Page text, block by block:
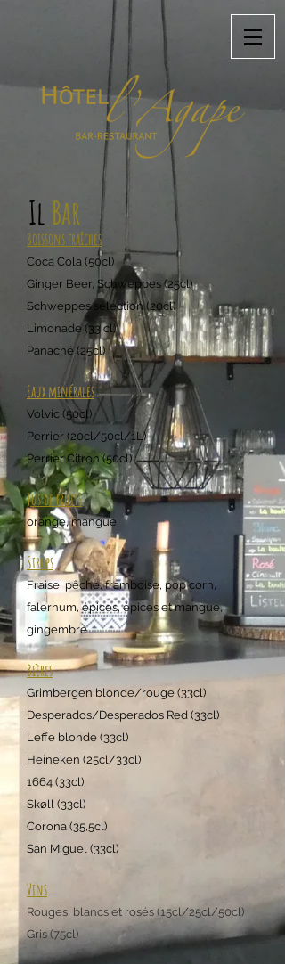
Il Bar
Boissons fraîches
Coca Cola (50cl)
Ginger Beer, Schweppes (25cl)
Schweppes sélection (20cl)
Limonade (33 cl)
Panaché (25cl)
Eaux minérales
Volvic (50cl)
Perrier (20cl/50cl/1L)
Perrier Citron (50cl)
Jus de fruits
orange, mangue
Sirops
Fraise, pêche, framboise, pop corn,
falernum, épices, épices et mangue,
gingembre
Bières
Grimbergen blonde/rouge (33cl)
Desperados/Desperados Red (33cl)
Leffe blonde (33cl)
Heineken (25cl/33cl)
1664 (33cl)
Skøll (33cl)
Corona (35,5cl)
San Miguel (33cl)
Vins
Rouges, blancs et rosés (15cl/25cl/50cl)
Gris (75cl)